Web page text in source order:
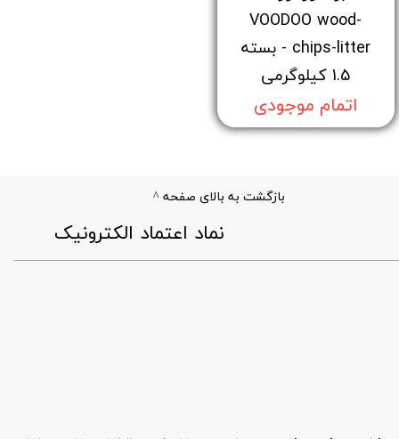
VOODOO wood-
chips-litter - بسته
1.5 کیلوگرمی
اتمام موجودی
بازگشت به بالای صفحه ^
​نماد اعتماد الکترونیک